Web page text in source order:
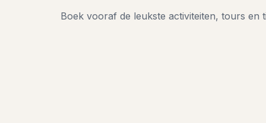
Boek vooraf de leukste activiteiten, tours en